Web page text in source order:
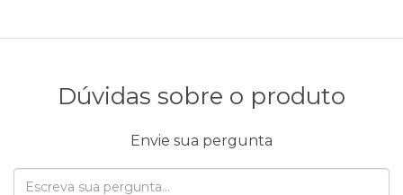
Dúvidas sobre o produto
Envie sua pergunta